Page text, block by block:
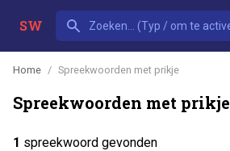
SW
Home Spreekwoorden met prikje
Spreekwoorden met prikje
1 spreekwoord gevonden